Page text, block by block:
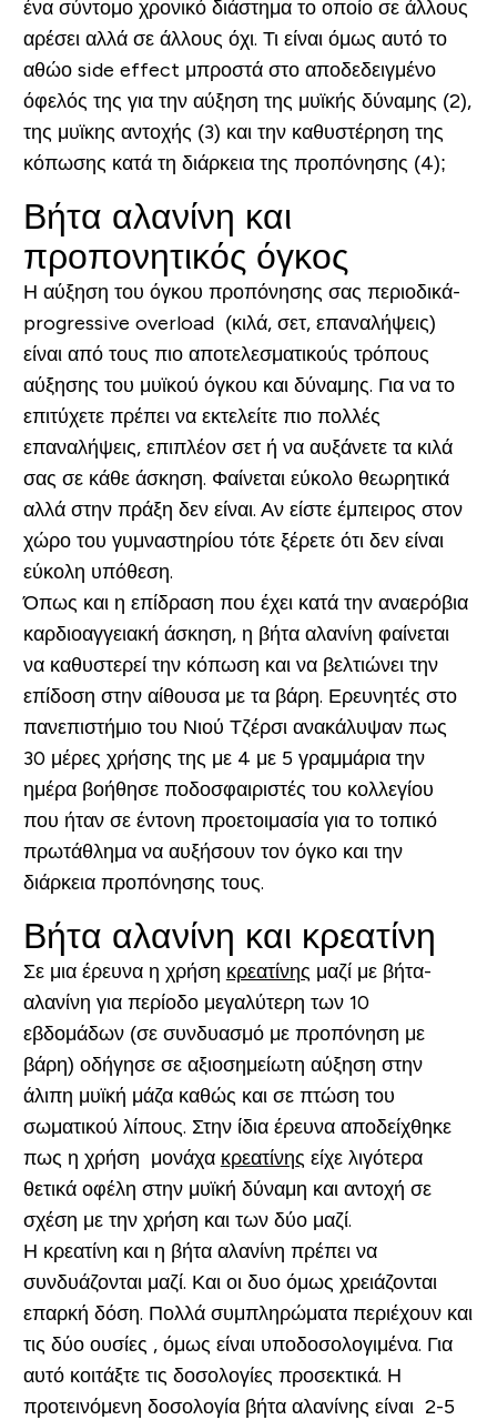
ένα σύντομο χρονικό διάστημα το οποίο σε άλλους
αρέσει αλλά σε άλλους όχι. Τι είναι όμως αυτό το
αθώο side effect μπροστά στο αποδεδειγμένο
όφελός της για την αύξηση της μυϊκής δύναμης (2),
της μυϊκης αντοχής (3) και την καθυστέρηση της
κόπωσης κατά τη διάρκεια της προπόνησης (4);
Βήτα αλανίνη και
προπονητικός όγκος
Η αύξηση του όγκου προπόνησης σας περιοδικά-
progressive overload (κιλά, σετ, επαναλήψεις)
είναι από τους πιο αποτελεσματικούς τρόπους
αύξησης του μυϊκού όγκου και δύναμης. Για να το
επιτύχετε πρέπει να εκτελείτε πιο πολλές
επαναλήψεις, επιπλέον σετ ή να αυξάνετε τα κιλά
σας σε κάθε άσκηση. Φαίνεται εύκολο θεωρητικά
αλλά στην πράξη δεν είναι. Αν είστε έμπειρος στον
χώρο του γυμναστηρίου τότε ξέρετε ότι δεν είναι
εύκολη υπόθεση.
Όπως και η επίδραση που έχει κατά την αναερόβια
καρδιοαγγειακή άσκηση, η βήτα αλανίνη φαίνεται
να καθυστερεί την κόπωση και να βελτιώνει την
επίδοση στην αίθουσα με τα βάρη. Ερευνητές στο
πανεπιστήμιο του Νιού Τζέρσι ανακάλυψαν πως
30 μέρες χρήσης της με 4 με 5 γραμμάρια την
ημέρα βοήθησε ποδοσφαιριστές του κολλεγίου
που ήταν σε έντονη προετοιμασία για το τοπικό
πρωτάθλημα να αυξήσουν τον όγκο και την
διάρκεια προπόνησης τους.
Βήτα αλανίνη και κρεατίνη
Σε μια έρευνα η χρήση κρεατίνης μαζί με βήτα-
αλανίνη για περίοδο μεγαλύτερη των 10
εβδομάδων (σε συνδυασμό με προπόνηση με
βάρη) οδήγησε σε αξιοσημείωτη αύξηση στην
άλιπη μυϊκή μάζα καθώς και σε πτώση του
σωματικού λίπους. Στην ίδια έρευνα αποδείχθηκε
πως η χρήση μονάχα κρεατίνης είχε λιγότερα
θετικά οφέλη στην μυϊκή δύναμη και αντοχή σε
σχέση με την χρήση και των δύο μαζί.
Η κρεατίνη και η βήτα αλανίνη πρέπει να
συνδυάζονται μαζί. Και οι δυο όμως χρειάζονται
επαρκή δόση. Πολλά συμπληρώματα περιέχουν και
τις δύο ουσίες , όμως είναι υποδοσολογιμένα. Για
αυτό κοιτάξτε τις δοσολογίες προσεκτικά. Η
προτεινόμενη δοσολογία βήτα αλανίνης είναι 2-5